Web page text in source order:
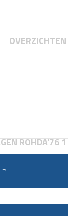
OVERZICHTEN
ROHDA'76 1